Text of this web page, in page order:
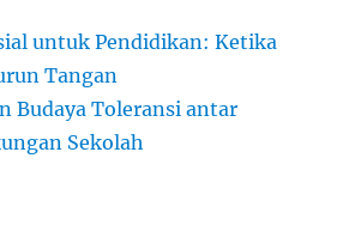
untuk Pendidikan: Ketika
Tangan
Budaya Toleransi antar
Sekolah